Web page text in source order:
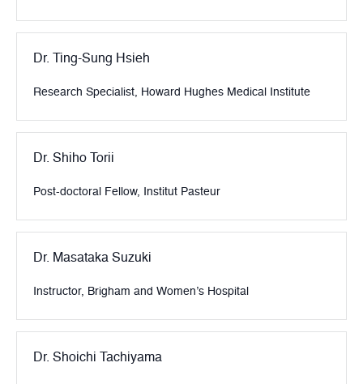
Dr. Ting-Sung Hsieh
Research Specialist, Howard Hughes Medical Institute
Dr. Shiho Torii
Post-doctoral Fellow, Institut Pasteur
Dr. Masataka Suzuki
Instructor, Brigham and Women’s Hospital
Dr. Shoichi Tachiyama